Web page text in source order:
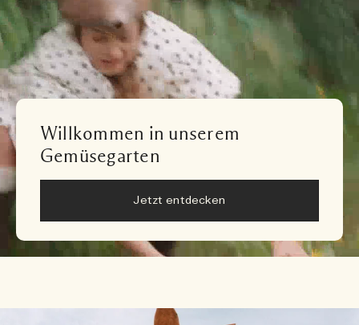
Willkommen in unserem
Gemüsegarten
Jetzt entdecken